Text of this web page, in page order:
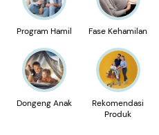
Program Hamil Fase Kehamilan
Dongeng Anak
Rekomendasi
Produk